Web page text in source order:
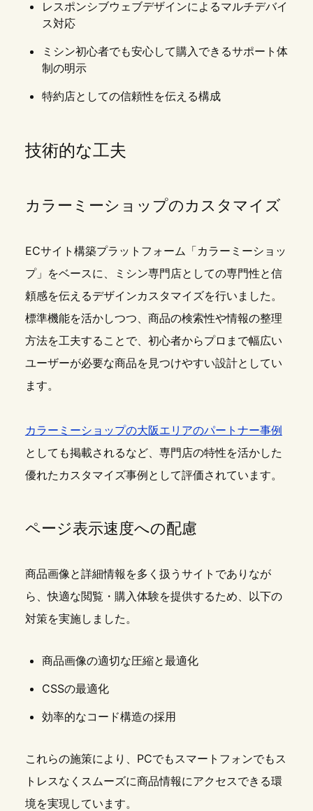
レスポンシブウェブデザインによるマルチデバイ
ス対応
ミシン初心者でも安心して購入できるサポート体
制の明示
特約店としての信頼性を伝える構成
技術的な工夫
カラーミーショップのカスタマイズ
ECサイト構築プラットフォーム「カラーミーショッ
プ」をベースに、ミシン専門店としての専門性と信
頼感を伝えるデザインカスタマイズを行いました。
標準機能を活かしつつ、商品の検索性や情報の整理
方法を工夫することで、初心者からプロまで幅広い
ユーザーが必要な商品を見つけやすい設計としてい
ます。
カラーミーショップの大阪エリアのパートナー事例
としても掲載されるなど、専門店の特性を活かした
優れたカスタマイズ事例として評価されています。
ページ表示速度への配慮
商品画像と詳細情報を多く扱うサイトでありなが
ら、快適な閲覧・購入体験を提供するため、以下の
対策を実施しました。
商品画像の適切な圧縮と最適化
CSSの最適化
効率的なコード構造の採用
これらの施策により、PCでもスマートフォンでもス
トレスなくスムーズに商品情報にアクセスできる環
境を実現しています。